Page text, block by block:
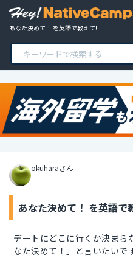
あなた決めて！ を英語で教えて!
okuharaさん
あなた決めて！ を英語で
デートにどこに行くか決まら
なた決めて！」と言いたいです